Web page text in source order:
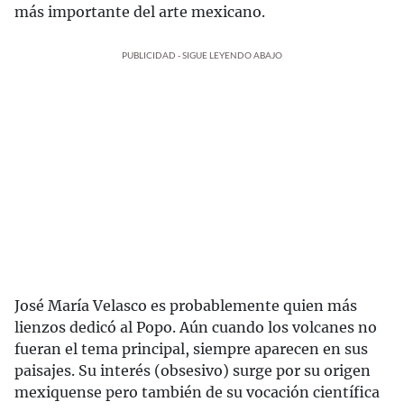
más importante del arte mexicano.
PUBLICIDAD - SIGUE LEYENDO ABAJO
José María Velasco es probablemente quien más
lienzos dedicó al Popo. Aún cuando los volcanes no
fueran el tema principal, siempre aparecen en sus
paisajes. Su interés (obsesivo) surge por su origen
mexiquense pero también de su vocación científica